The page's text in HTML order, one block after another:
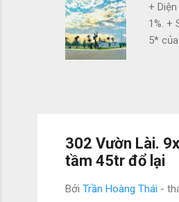
+
1%. +
5*
Giáp
302 Vườn Lài.
tầm 45tr đổ lại
Bởi Trần Hoàng Thái -